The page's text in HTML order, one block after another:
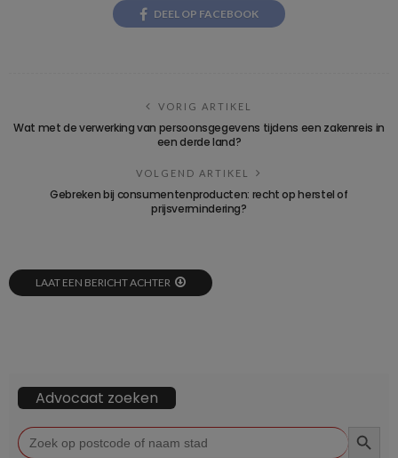
DEEL OP FACEBOOK
VORIG ARTIKEL
Wat met de verwerking van persoonsgegevens tijdens een zakenreis in
een derde land?
VOLGEND ARTIKEL
Gebreken bij consumentenproducten: recht op herstel of
prijsvermindering?
LAAT EEN BERICHT ACHTER
Advocaat zoeken
Zoek
naar: